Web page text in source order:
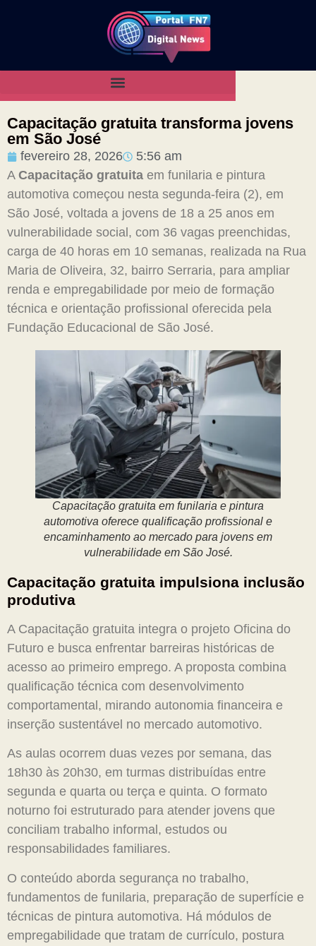
Capacitação gratuita transforma jovens
em São José
fevereiro 28, 2026
5:56 am
A Capacitação gratuita em funilaria e pintura
automotiva começou nesta segunda-feira (2), em
São José, voltada a jovens de 18 a 25 anos em
vulnerabilidade social, com 36 vagas preenchidas,
carga de 40 horas em 10 semanas, realizada na Rua
Maria de Oliveira, 32, bairro Serraria, para ampliar
renda e empregabilidade por meio de formação
técnica e orientação profissional oferecida pela
Fundação Educacional de São José.
Capacitação gratuita em funilaria e pintura
automotiva oferece qualificação profissional e
encaminhamento ao mercado para jovens em
vulnerabilidade em São José.
Capacitação gratuita impulsiona inclusão
produtiva
A Capacitação gratuita integra o projeto Oficina do
Futuro e busca enfrentar barreiras históricas de
acesso ao primeiro emprego. A proposta combina
qualificação técnica com desenvolvimento
comportamental, mirando autonomia financeira e
inserção sustentável no mercado automotivo.
As aulas ocorrem duas vezes por semana, das
18h30 às 20h30, em turmas distribuídas entre
segunda e quarta ou terça e quinta. O formato
noturno foi estruturado para atender jovens que
conciliam trabalho informal, estudos ou
responsabilidades familiares.
O conteúdo aborda segurança no trabalho,
fundamentos de funilaria, preparação de superfície e
técnicas de pintura automotiva. Há módulos de
empregabilidade que tratam de currículo, postura